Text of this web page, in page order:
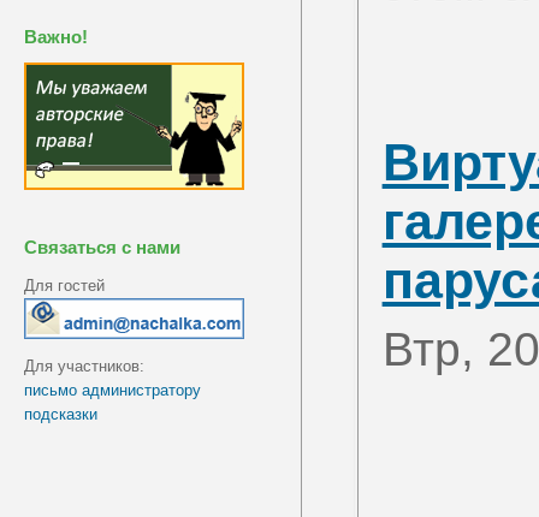
Важно!
Связаться с нами
Для гостей
Для участников:
письмо администратору
подсказки
Втр,